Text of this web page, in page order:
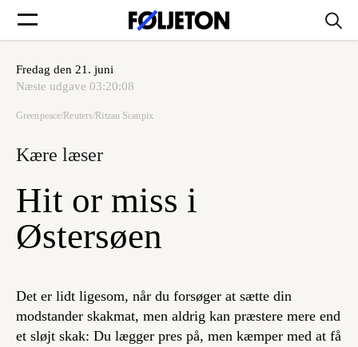
Forsider
Søg
Log ind
Fredag den 21. juni
Næste udgave 03:20:08
Greenpeace/Reuters/Ritzau Scanpix
Kære læser
Hit or miss i
Østersøen
Det er lidt ligesom, når du forsøger at sætte din
modstander skakmat, men aldrig kan præstere mere end
et sløjt skak: Du lægger pres på, men kæmper med at få